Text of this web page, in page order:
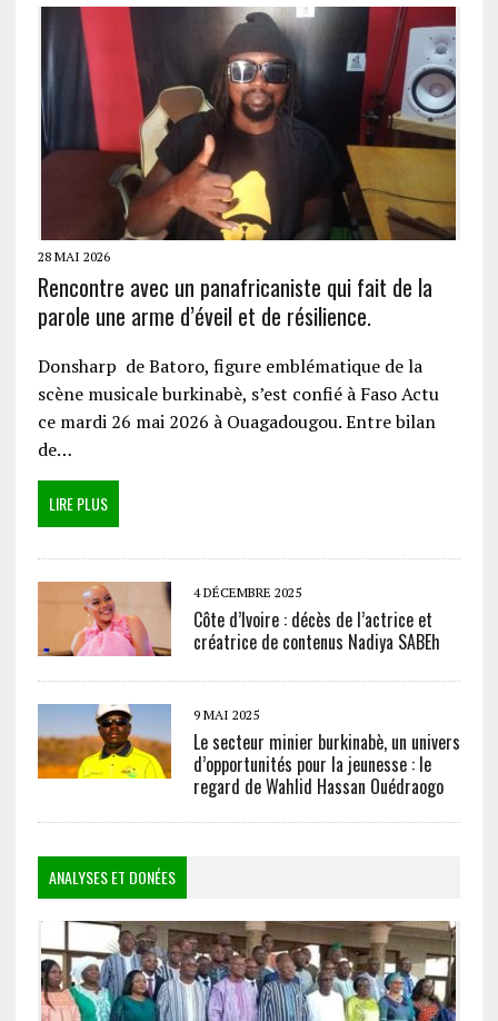
28 MAI 2026
Rencontre avec un panafricaniste qui fait de la
parole une arme d’éveil et de résilience.
Donsharp de Batoro, figure emblématique de la
scène musicale burkinabè, s’est confié à Faso Actu
ce mardi 26 mai 2026 à Ouagadougou. Entre bilan
de…
LIRE PLUS
4 DÉCEMBRE 2025
Côte d’Ivoire : décès de l’actrice et
créatrice de contenus Nadiya SABEh
9 MAI 2025
Le secteur minier burkinabè, un univers
d’opportunités pour la jeunesse : le
regard de Wahlid Hassan Ouédraogo
ANALYSES ET DONÉES